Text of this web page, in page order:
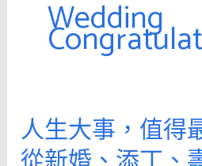
Wedding
人生大事，值得
人
生